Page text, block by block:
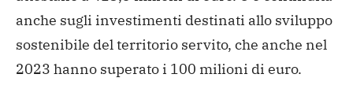
anche sugli investimenti destinati allo sviluppo
sostenibile del territorio servito, che anche nel
2023 hanno superato i 100 milioni di euro.